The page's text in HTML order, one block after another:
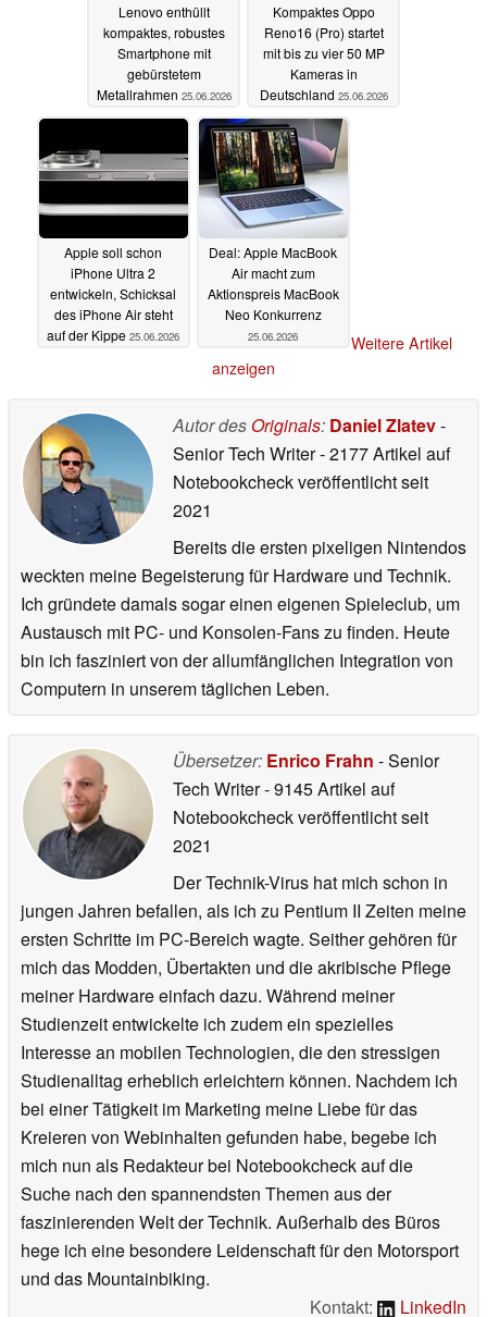
Lenovo enthüllt
kompaktes, robustes
Smartphone mit
gebürstetem
Metallrahmen 25.06.2026
Kompaktes Oppo
Reno16 (Pro) startet
mit bis zu vier 50 MP
Kameras in
Deutschland 25.06.2026
Apple soll schon
iPhone Ultra 2
entwickeln, Schicksal
des iPhone Air steht
auf der Kippe 25.06.2026
Deal: Apple MacBook
Air macht zum
Aktionspreis MacBook
Neo Konkurrenz
25.06.2026
Weitere Artikel
anzeigen
Autor des Originals: Daniel Zlatev-
Senior Tech Writer- 2177 Artikel auf
Notebookcheck veröffentlichtseit
2021
Bereits die ersten pixeligen Nintendos
weckten meine Begeisterung für Hardware und Technik.
Ich gründete damals sogar einen eigenen Spieleclub, um
Austausch mit PC- und Konsolen-Fans zu finden. Heute
bin ich fasziniert von der allumfänglichen Integration von
Computern in unserem täglichen Leben.
Übersetzer: Enrico Frahn - Senior
Tech Writer- 9145 Artikel auf
Notebookcheck veröffentlichtseit
2021
Der Technik-Virus hat mich schon in
jungen Jahren befallen, als ich zu Pentium II Zeiten meine
ersten Schritte im PC-Bereich wagte. Seither gehören für
mich das Modden, Übertakten und die akribische Pflege
meiner Hardware einfach dazu. Während meiner
Studienzeit entwickelte ich zudem ein spezielles
Interesse an mobilen Technologien, die den stressigen
Studienalltag erheblich erleichtern können. Nachdem ich
bei einer Tätigkeit im Marketing meine Liebe für das
Kreieren von Webinhalten gefunden habe, begebe ich
mich nun als Redakteur bei Notebookcheck auf die
Suche nach den spannendsten Themen aus der
faszinierenden Welt der Technik. Außerhalb des Büros
hege ich eine besondere Leidenschaft für den Motorsport
und das Mountainbiking.
Kontakt:
LinkedIn